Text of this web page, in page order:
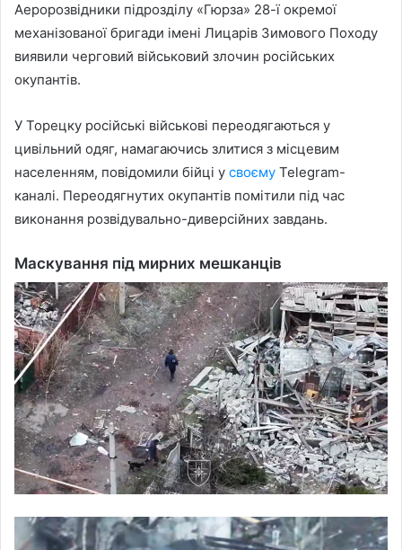
Аеророзвідники підрозділу «Гюрза» 28-ї окремої
механізованої бригади імені Лицарів Зимового Походу
виявили черговий військовий злочин російських
окупантів.
У Торецку російські військові переодягаються у
цивільний одяг, намагаючись злитися з місцевим
населенням, повідомили бійці у своєму Telegram-
каналі. Переодягнутих окупантів помітили під час
виконання розвідувально-диверсійних завдань.
Маскування під мирних мешканців